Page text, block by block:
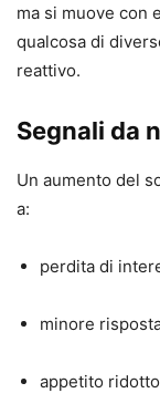
ma si muove con
qualcosa di
reattivo.
Segnali da
Un aumento del
a:
perdita di
minore
appetito ridotto